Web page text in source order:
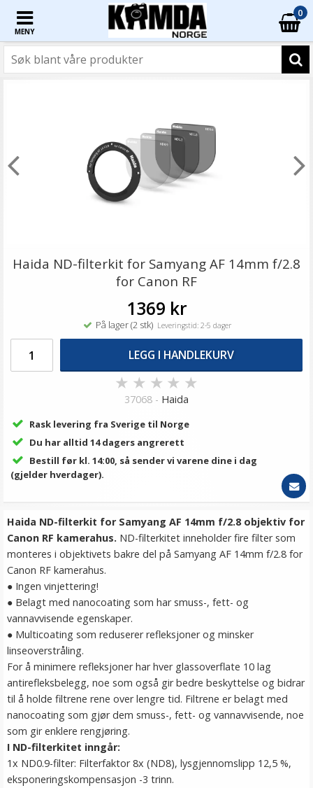
MENY
0
Haida ND-filterkit for Samyang AF 14mm f/2.8
for Canon RF
1369 kr
På lager (2 stk)Leveringstid: 2-5 dager
LEGG I HANDLEKURV
★ ★ ★ ★ ★
37068 - Haida
Rask levering fra Sverige til Norge
Du har alltid 14 dagers angrerett
Bestill før kl. 14:00, så sender vi varene dine i dag
(gjelder hverdager).
Haida ND-filterkit for Samyang AF 14mm f/2.8 objektiv for
Canon RF kamerahus. ND-filterkitet inneholder fire filter som
monteres i objektivets bakre del på Samyang AF 14mm f/2.8 for
Canon RF kamerahus.
● Ingen vinjettering!
● Belagt med nanocoating som har smuss-, fett- og
vannavvisende egenskaper.
● Multicoating som reduserer refleksjoner og minsker
linseoverstråling.
For å minimere refleksjoner har hver glassoverflate 10 lag
antirefleksbelegg, noe som også gir bedre beskyttelse og bidrar
til å holde filtrene rene over lengre tid. Filtrene er belagt med
nanocoating som gjør dem smuss-, fett- og vannavvisende, noe
som gir enklere rengjøring.
I ND-filterkitet inngår:
1x ND0.9-filter: Filterfaktor 8x (ND8), lysgjennomslipp 12,5 %,
eksponeringskompensasjon -3 trinn.